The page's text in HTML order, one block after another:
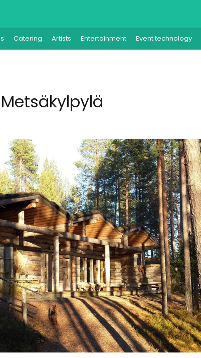
Catering Artists Entertainment Event technology